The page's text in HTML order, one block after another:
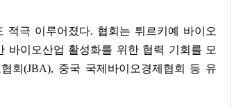
적극 이루어졌다. 협회는 튀르키예 바이오
바이오산업 활성화를 위한 협력 기회를 모
회(JBA), 중국 국제바이오경제협회 등 유